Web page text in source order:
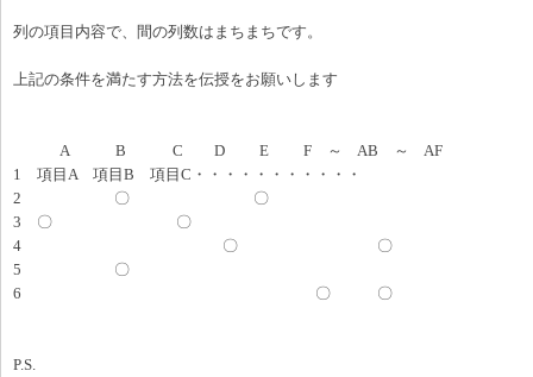
列の項目内容で、間の列数はまちまちです。
上記の条件を満たす方法を伝授をお願いします
A B C D E F ～ AB ～ AF
1 項目A 項目B 項目C・・・・・・・・・・・
2 〇 〇
3 〇 〇
4 〇 〇
5 〇
6 〇 〇
P.S.